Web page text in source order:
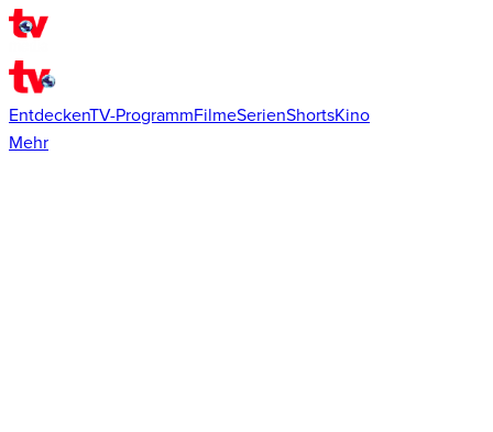
EntdeckenTV-ProgrammFilmeSerienShortsKino
Mehr